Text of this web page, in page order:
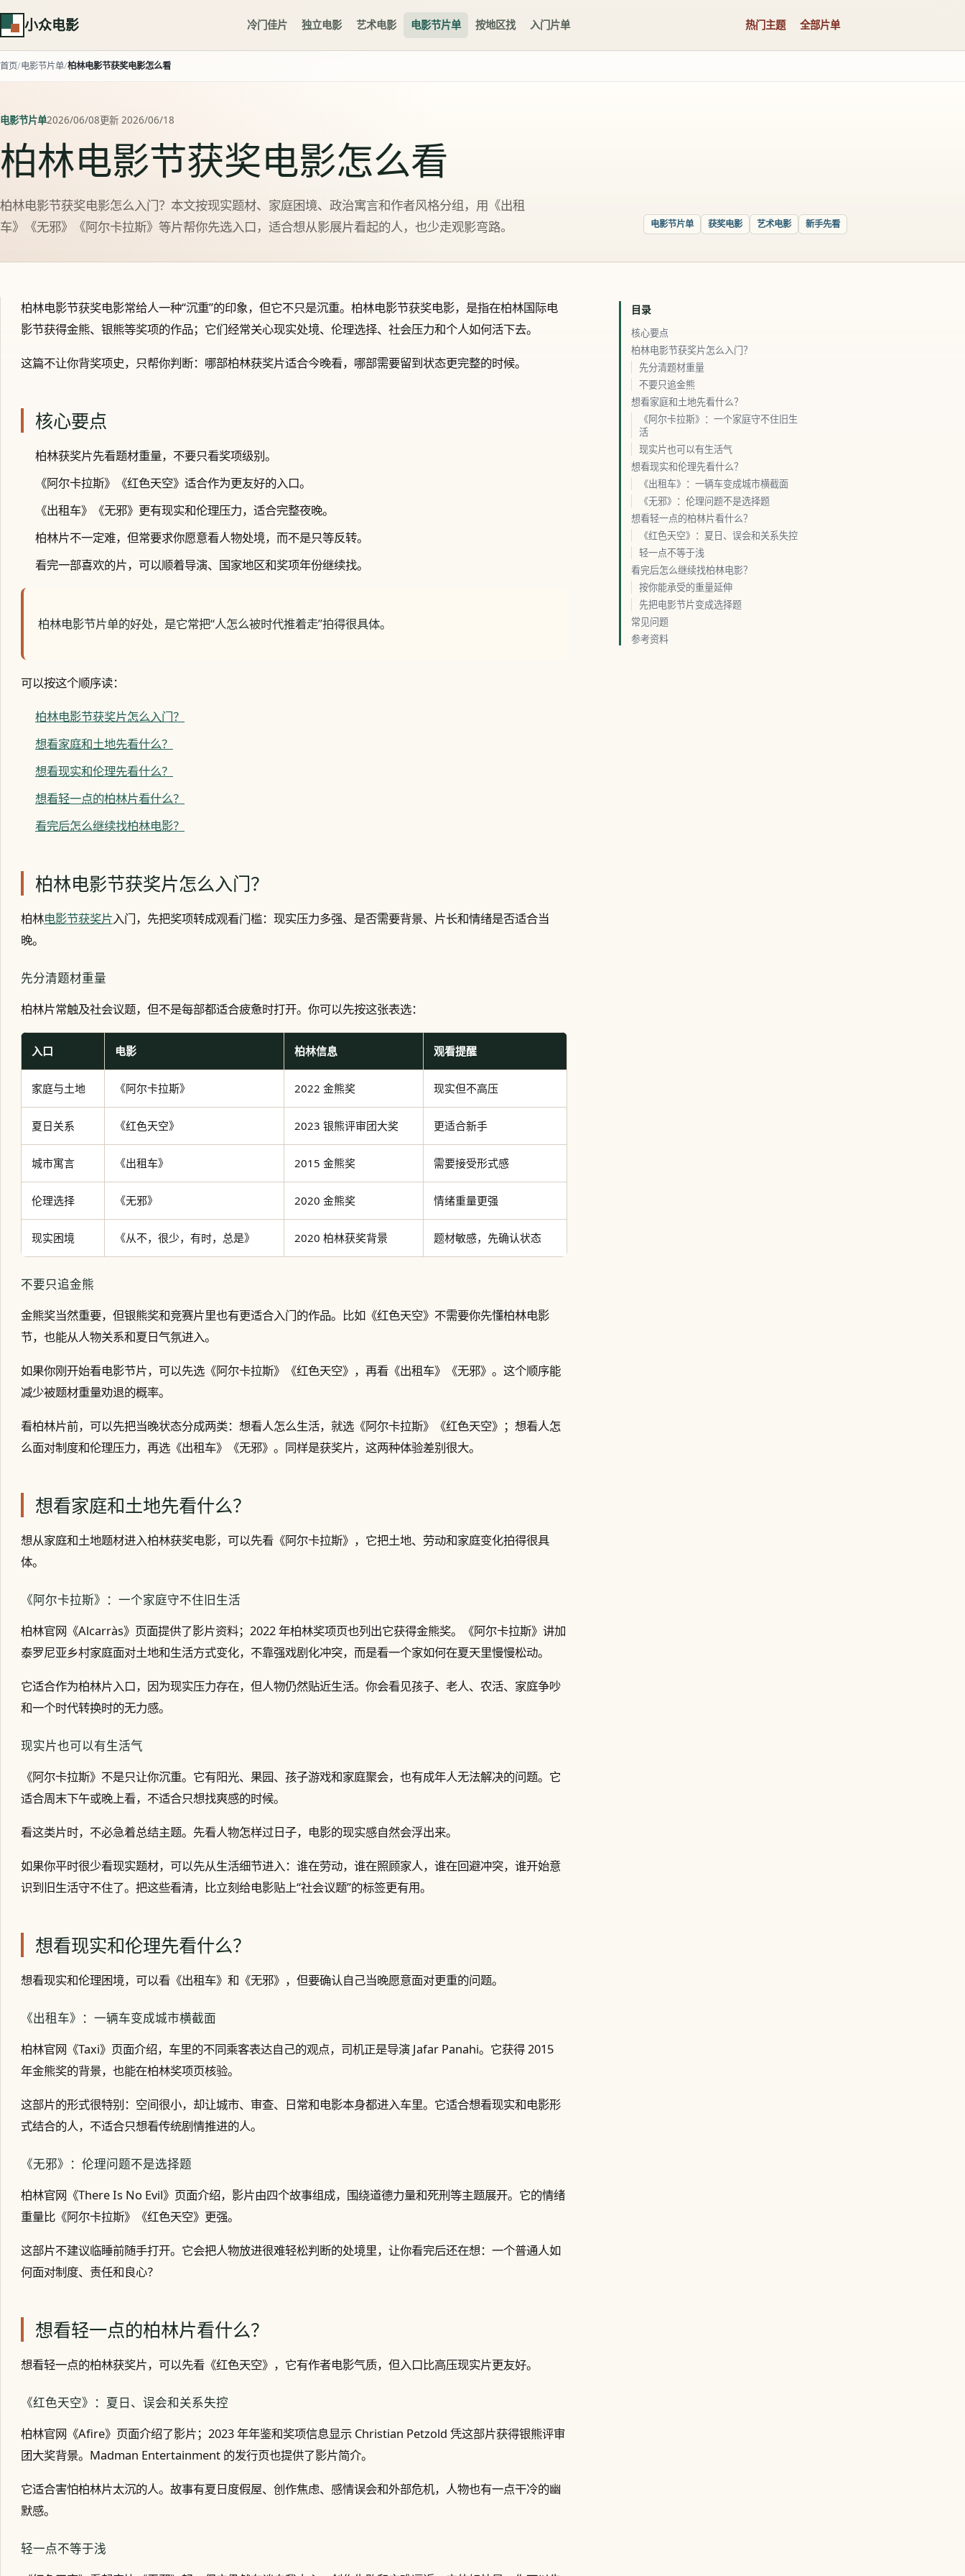
小众电影 冷门佳片 独立电影 艺术电影 电影节片单 按地区找 入门片单 热门主题 全部片单
首页 电影节片单 柏林电影节获奖电影怎么看
电影节片单2026/06/08更新 2026/06/18
柏林电影节获奖电影怎么看
柏林电影节获奖电影怎么入门？本文按现实题材、家庭困境、政治寓言和作者风格分组，用《出租
车》《无邪》《阿尔卡拉斯》等片帮你先选入口，适合想从影展片看起的人，也少走观影弯路。
电影节片单 获奖电影 艺术电影 新手先看
柏林电影节获奖电影常给人一种“沉重”的印象，但它不只是沉重。柏林电影节获奖电影，是指在柏林国际电
影节获得金熊、银熊等奖项的作品；它们经常关心现实处境、伦理选择、社会压力和个人如何活下去。
这篇不让你背奖项史，只帮你判断：哪部柏林获奖片适合今晚看，哪部需要留到状态更完整的时候。
核心要点
柏林获奖片先看题材重量，不要只看奖项级别。
《阿尔卡拉斯》《红色天空》适合作为更友好的入口。
《出租车》《无邪》更有现实和伦理压力，适合完整夜晚。
柏林片不一定难，但常要求你愿意看人物处境，而不是只等反转。
看完一部喜欢的片，可以顺着导演、国家地区和奖项年份继续找。
柏林电影节片单的好处，是它常把“人怎么被时代推着走”拍得很具体。
可以按这个顺序读：
柏林电影节获奖片怎么入门？
想看家庭和土地先看什么？
想看现实和伦理先看什么？
想看轻一点的柏林片看什么？
看完后怎么继续找柏林电影？
柏林电影节获奖片怎么入门？
柏林电影节获奖片入门，先把奖项转成观看门槛：现实压力多强、是否需要背景、片长和情绪是否适合当
晚。
先分清题材重量
柏林片常触及社会议题，但不是每部都适合疲惫时打开。你可以先按这张表选：
入口 电影 柏林信息 观看提醒
家庭与土地 《阿尔卡拉斯》 2022 金熊奖 现实但不高压
夏日关系 《红色天空》 2023 银熊评审团大奖 更适合新手
城市寓言 《出租车》 2015 金熊奖 需要接受形式感
伦理选择 《无邪》 2020 金熊奖 情绪重量更强
现实困境 《从不，很少，有时，总是》 2020 柏林获奖背景 题材敏感，先确认状态
不要只追金熊
金熊奖当然重要，但银熊奖和竞赛片里也有更适合入门的作品。比如《红色天空》不需要你先懂柏林电影
节，也能从人物关系和夏日气氛进入。
如果你刚开始看电影节片，可以先选《阿尔卡拉斯》《红色天空》，再看《出租车》《无邪》。这个顺序能
减少被题材重量劝退的概率。
看柏林片前，可以先把当晚状态分成两类：想看人怎么生活，就选《阿尔卡拉斯》《红色天空》；想看人怎
么面对制度和伦理压力，再选《出租车》《无邪》。同样是获奖片，这两种体验差别很大。
想看家庭和土地先看什么？
想从家庭和土地题材进入柏林获奖电影，可以先看《阿尔卡拉斯》，它把土地、劳动和家庭变化拍得很具
体。
《阿尔卡拉斯》：一个家庭守不住旧生活
柏林官网《Alcarràs》页面提供了影片资料；2022 年柏林奖项页也列出它获得金熊奖。《阿尔卡拉斯》讲加
泰罗尼亚乡村家庭面对土地和生活方式变化，不靠强戏剧化冲突，而是看一个家如何在夏天里慢慢松动。
它适合作为柏林片入口，因为现实压力存在，但人物仍然贴近生活。你会看见孩子、老人、农活、家庭争吵
和一个时代转换时的无力感。
现实片也可以有生活气
《阿尔卡拉斯》不是只让你沉重。它有阳光、果园、孩子游戏和家庭聚会，也有成年人无法解决的问题。它
适合周末下午或晚上看，不适合只想找爽感的时候。
看这类片时，不必急着总结主题。先看人物怎样过日子，电影的现实感自然会浮出来。
如果你平时很少看现实题材，可以先从生活细节进入：谁在劳动，谁在照顾家人，谁在回避冲突，谁开始意
识到旧生活守不住了。把这些看清，比立刻给电影贴上“社会议题”的标签更有用。
想看现实和伦理先看什么？
想看现实和伦理困境，可以看《出租车》和《无邪》，但要确认自己当晚愿意面对更重的问题。
《出租车》：一辆车变成城市横截面
柏林官网《Taxi》页面介绍，车里的不同乘客表达自己的观点，司机正是导演 Jafar Panahi。它获得 2015
年金熊奖的背景，也能在柏林奖项页核验。
这部片的形式很特别：空间很小，却让城市、审查、日常和电影本身都进入车里。它适合想看现实和电影形
式结合的人，不适合只想看传统剧情推进的人。
《无邪》：伦理问题不是选择题
柏林官网《There Is No Evil》页面介绍，影片由四个故事组成，围绕道德力量和死刑等主题展开。它的情绪
重量比《阿尔卡拉斯》《红色天空》更强。
这部片不建议临睡前随手打开。它会把人物放进很难轻松判断的处境里，让你看完后还在想：一个普通人如
何面对制度、责任和良心？
想看轻一点的柏林片看什么？
想看轻一点的柏林获奖片，可以先看《红色天空》，它有作者电影气质，但入口比高压现实片更友好。
《红色天空》：夏日、误会和关系失控
柏林官网《Afire》页面介绍了影片；2023 年年鉴和奖项信息显示 Christian Petzold 凭这部片获得银熊评审
团大奖背景。Madman Entertainment 的发行页也提供了影片简介。
它适合害怕柏林片太沉的人。故事有夏日度假屋、创作焦虑、感情误会和外部危机，人物也有一点干冷的幽
默感。
轻一点不等于浅
目录
核心要点
柏林电影节获奖片怎么入门？
先分清题材重量
不要只追金熊
想看家庭和土地先看什么？
《阿尔卡拉斯》：一个家庭守不住旧生
活
现实片也可以有生活气
想看现实和伦理先看什么？
《出租车》：一辆车变成城市横截面
《无邪》：伦理问题不是选择题
想看轻一点的柏林片看什么？
《红色天空》：夏日、误会和关系失控
轻一点不等于浅
看完后怎么继续找柏林电影？
按你能承受的重量延伸
先把电影节片变成选择题
常见问题
参考资料